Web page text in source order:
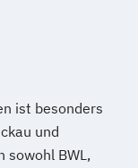
ist besonders
und
sowohl BWL,